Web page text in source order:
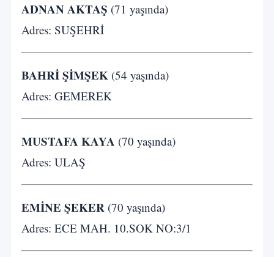
ADNAN AKTAŞ (71 yaşında)
Adres: SUŞEHRİ
BAHRİ ŞİMŞEK (54 yaşında)
Adres: GEMEREK
MUSTAFA KAYA (70 yaşında)
Adres: ULAŞ
EMİNE ŞEKER (70 yaşında)
Adres: ECE MAH. 10.SOK NO:3/1